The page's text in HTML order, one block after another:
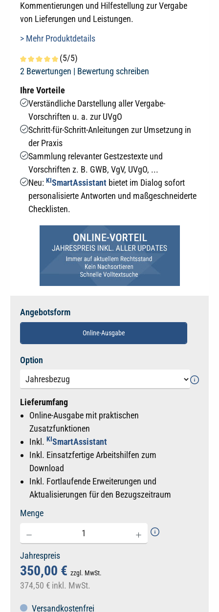
Kommentierungen und Hilfestellung zur Vergabe
von Lieferungen und Leistungen.
> Mehr Produktdetails
Durchschnittliche Bewertung von 5 von 5 Sternen
(5/5)
2 Bewertungen | Bewertung schreiben
Ihre Vorteile
Verständliche Darstellung aller Vergabe-
Vorschriften u. a. zur UVgO
Schritt-für-Schritt-Anleitungen zur Umsetzung in
der Praxis
Sammlung relevanter Gestzestexte und
Vorschriften z. B. GWB, VgV, UVgO, ...
Neu: KISmartAssistantbietet im Dialog sofort
personalisierte Antworten und maßgeschneiderte
Checklisten.
Angebotsform
Online-Ausgabe
Option
Lieferumfang
Online-Ausgabe mit praktischen
Zusatzfunktionen
Inkl. KISmartAssistant
Inkl. Einsatzfertige Arbeitshilfen zum
Download
Inkl. Fortlaufende Erweiterungen und
Aktualisierungen für den Bezugszeitraum
Menge
Jahrespreis
350,00 € zzgl. MwSt.
374,50 € inkl. MwSt.
Versandkostenfrei